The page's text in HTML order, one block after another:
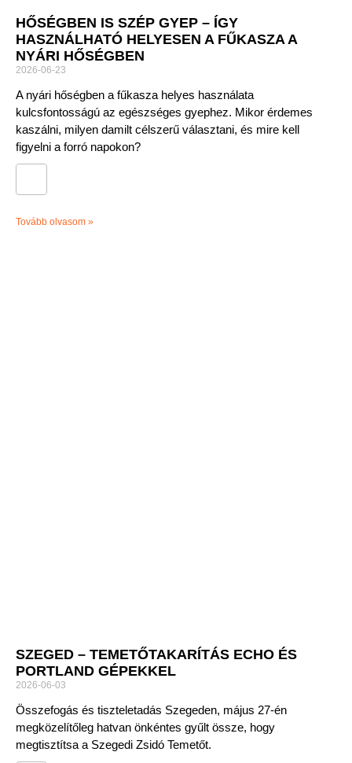
HŐSÉGBEN IS SZÉP GYEP – ÍGY
HASZNÁLHATÓ HELYESEN A FŰKASZA A
NYÁRI HŐSÉGBEN
2026-06-23
A nyári hőségben a fűkasza helyes használata
kulcsfontosságú az egészséges gyephez. Mikor érdemes
kaszálni, milyen damilt célszerű választani, és mire kell
figyelni a forró napokon?
Tovább olvasom »
SZEGED – TEMETŐTAKARÍTÁS ECHO ÉS
PORTLAND GÉPEKKEL
2026-06-03
Összefogás és tiszteletadás Szegeden, május 27-én
megközelítőleg hatvan önkéntes gyűlt össze, hogy
megtisztítsa a Szegedi Zsidó Temetőt.